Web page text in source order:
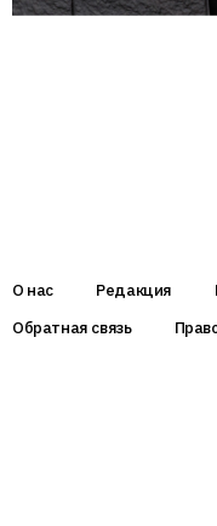
О нас Редакция
Обратная связь